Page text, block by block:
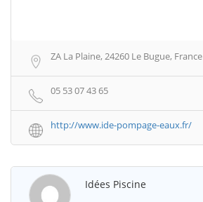
ZA La Plaine, 24260 Le Bugue, France
05 53 07 43 65
http://www.ide-pompage-eaux.fr/
Idées Piscine